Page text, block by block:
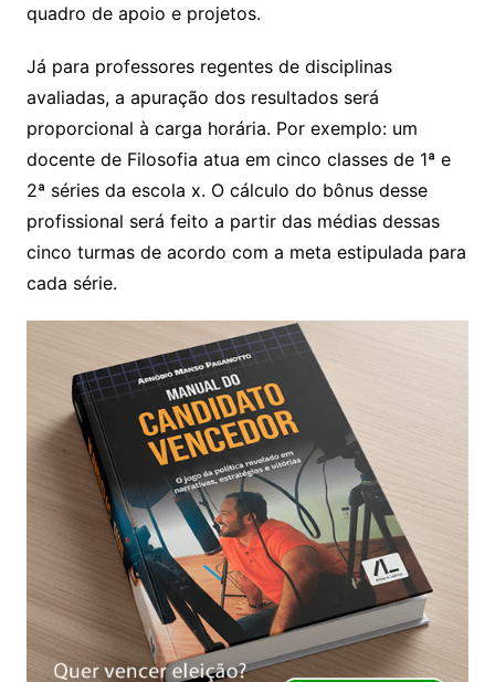
quadro de apoio e projetos.
Já para professores regentes de disciplinas
avaliadas, a apuração dos resultados será
proporcional à carga horária. Por exemplo: um
docente de Filosofia atua em cinco classes de 1ª e
2ª séries da escola x. O cálculo do bônus desse
profissional será feito a partir das médias dessas
cinco turmas de acordo com a meta estipulada para
cada série.